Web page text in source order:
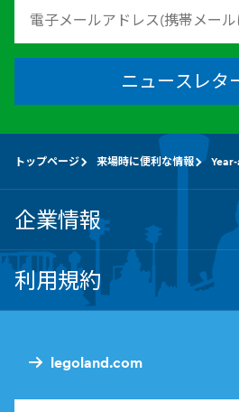
ニュースレタ
legoland.com
トップページ 来場時に便利な情報
企業情報
利用規約